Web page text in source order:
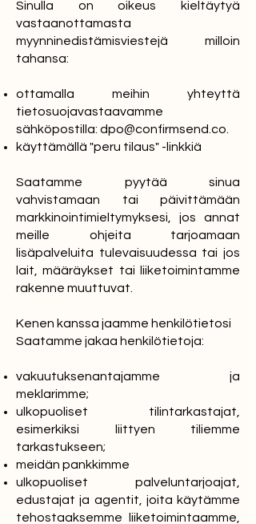
Sinulla on oikeus kieltäytyä
vastaanottamasta
myynninedistämisviestejä milloin
tahansa:
ottamalla meihin yhteyttä
tietosuojavastaavamme
sähköpostilla: dpo@confirmsend.co
käyttämällä "peru tilaus" -linkkiä
Saatamme pyytää sinua
vahvistamaan tai päivittämään
markkinointimieltymyksesi, jos annat
meille ohjeita tarjoamaan
lisäpalveluita tulevaisuudessa tai jos
lait, määräykset tai liiketoimintamme
rakenne muuttuvat.
Kenen kanssa jaamme henkilötietosi
Saatamme jakaa henkilötietoja:
vakuutuksenantajamme ja
meklarimme;
ulkopuoliset tilintarkastajat,
esimerkiksi liittyen tiliemme
tarkastukseen;
meidän pankkimme
ulkopuoliset palveluntarjoajat,
edustajat ja agentit, joita käytämme
tehostaaksemme liiketoimintaamme,